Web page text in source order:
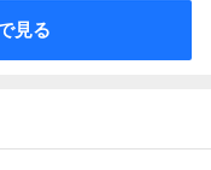
見る